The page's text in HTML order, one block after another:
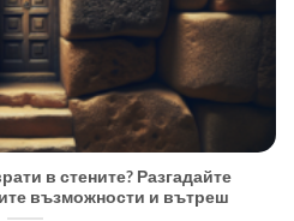
в стените? Разгадайте
възможности и вътреш